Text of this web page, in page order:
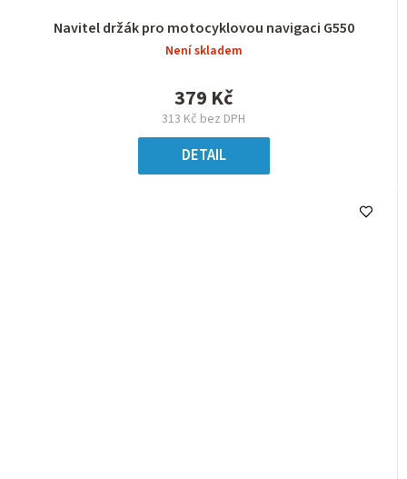
Navitel držák pro motocyklovou navigaci G550
Není skladem
313 Kč bez DPH
379 Kč
DETAIL